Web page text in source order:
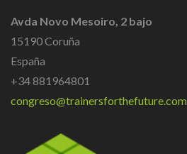
Avda Novo Mesoiro, 2 bajo
15190 Coruña
España
+34 881964801
congreso@trainersforthefuture.com